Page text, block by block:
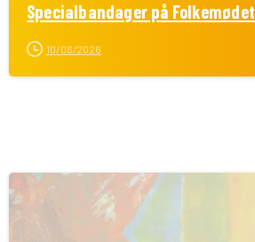
Specialbandager på Folkemødet
10/06/2026